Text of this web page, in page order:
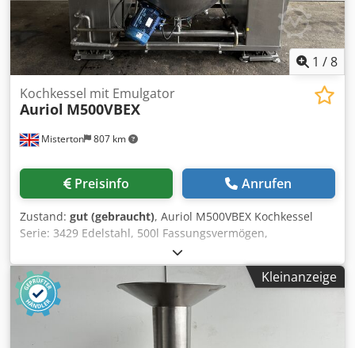
1 /8
Misterton 807 km
Kochkessel mit Emulgator
Auriol M500VBEX
Preisinfo Anrufen
Zustand: gut (gebraucht), Auriol M500VBEX Kochkessel
Serie: 3429 Edelstahl, 500l Fassungsvermögen,
Dampfmantel, Emulgator mit unten montiertem Motor,
Emulgatordurchmesser 120mm, variable Geschwindigkeit,
automatische Kippfunktion zum Entladen, auf Wägezellen,
3Ph Csdpfxenbd S Ts Aguoha
Kleinanzeige